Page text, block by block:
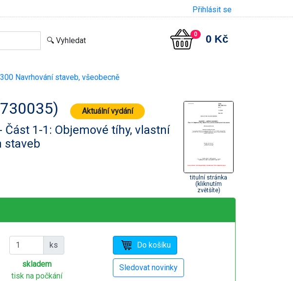
Přihlásit se
0 0 Kč
Navrhování staveb, všeobecně
Aktuální vydání
1-1: Objemové tíhy, vlastní
staveb
titulní stránka
(kliknutím
zvětšíte)
ks
skladem
tisk na počkání